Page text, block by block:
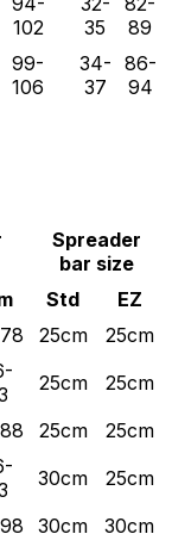
102
35
89
99-
106
34-
37
86-
94
Spreader
bar size
Std EZ
25cm
25cm
25cm
25cm
25cm
25cm
30cm
25cm
30cm 30cm